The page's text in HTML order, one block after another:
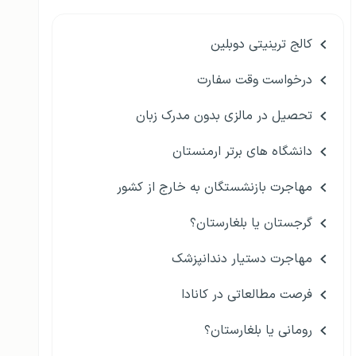
کالج ترینیتی دوبلین
درخواست وقت سفارت
تحصیل در مالزی بدون مدرک زبان
دانشگاه های برتر ارمنستان
مهاجرت بازنشستگان به خارج از کشور
گرجستان یا بلغارستان؟
مهاجرت دستیار دندانپزشک
فرصت مطالعاتی در کانادا
رومانی یا بلغارستان؟